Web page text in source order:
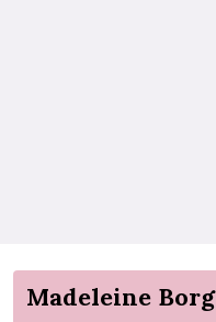
Madeleine Borg